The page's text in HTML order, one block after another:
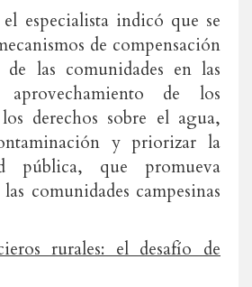
especialista indicó que se
de compensación
las comunidades en las
aprovechamiento de los
derechos sobre el agua,
y priorizar la
pública, que promueva
comunidades campesinas
rurales: el desafío de